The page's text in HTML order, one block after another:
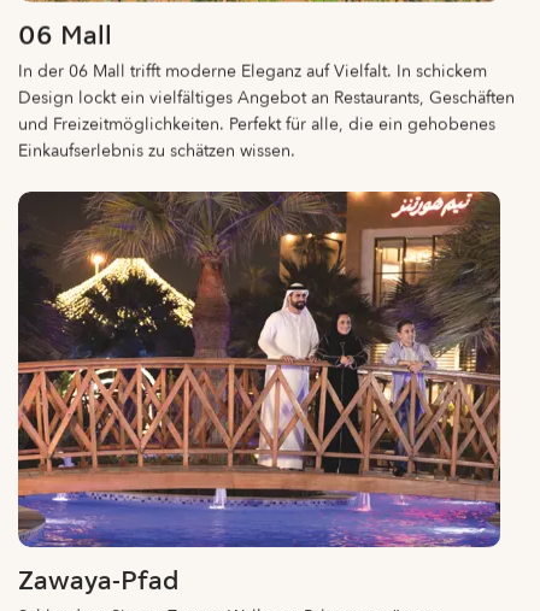
06 Mall
In der 06 Mall trifft moderne Eleganz auf Vielfalt. In schickem
Design lockt ein vielfältiges Angebot an Restaurants, Geschäften
und Freizeitmöglichkeiten. Perfekt für alle, die ein gehobenes
Einkaufserlebnis zu schätzen wissen.
Zawaya-Pfad
Schlendern Sie am Zawaya Walk von Palmen gesäumte